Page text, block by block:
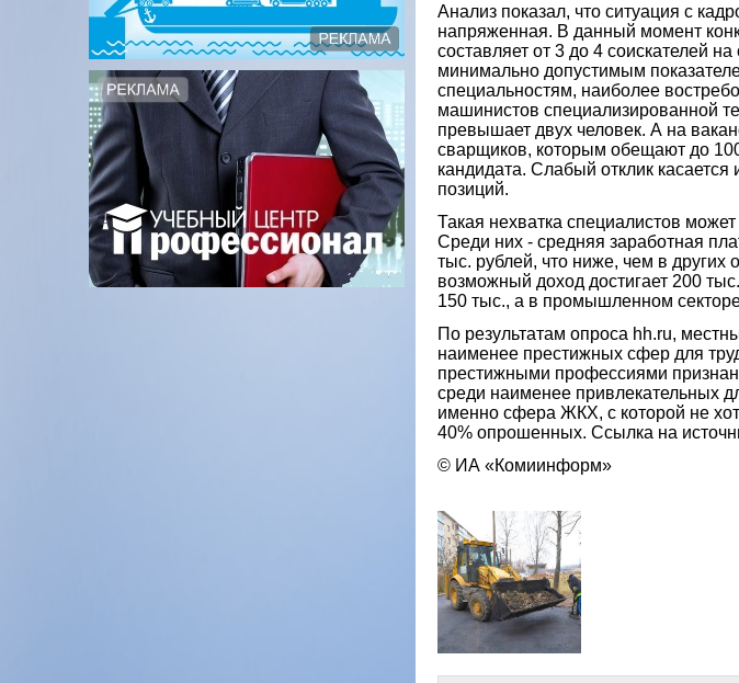
Анализ показал, что ситуация с
напряженная. В данный момент
составляет от 3 до 4 соискателей
минимально допустимым
специальностям, наиболее
машинистов специализированной
превышает двух человек. А на
сварщиков, которым обещают до
кандидата. Слабый отклик
позиций.
Такая нехватка специалистов
Среди них - средняя заработная
тыс. рублей, что ниже, чем в других
возможный доход достигает 200
150 тыс., а в промышленном
По результатам опроса hh.ru,
наименее престижных сфер для
престижными профессиями
среди наименее привлекательных
именно сфера ЖКХ, с которой не
40% опрошенных. Ссылка на
© ИА «Комиинформ»